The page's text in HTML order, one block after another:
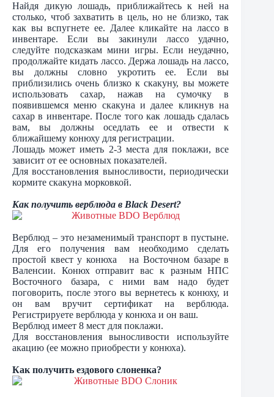
Найдя дикую лошадь, приближайтесь к ней на
столько, чтоб захватить в цель, но не близко, так
как вы вспугнете ее. Далее кликайте на лассо в
инвентаре. Если вы закинули лассо удачно,
следуйте подсказкам мини игры. Если неудачно,
продолжайте кидать лассо. Держа лошадь на лассо,
вы должны словно укротить ее. Если вы
приблизились очень близко к скакуну, вы можете
использовать сахар, нажав на сумочку в
появившемся меню скакуна и далее кликнув на
сахар в инвентаре. После того как лошадь сдалась
вам, вы должны оседлать ее и отвести к
ближайшему конюху для регистрации.
Лошадь может иметь 2-3 места для поклажи, все
зависит от ее основных показателей.
Для восстановления выносливости, периодически
кормите скакуна морковкой.
Как получить верблюда в Black Desert?
Верблюд – это незаменимый транспорт в пустыне.
Для его получения вам необходимо сделать
простой квест у конюха на Восточном базаре в
Валенсии. Конюх отправит вас к разным НПС
Восточного базара, с ними вам надо будет
поговорить, после этого вы вернетесь к конюху, и
он вам вручит сертификат на верблюда.
Регистрируете верблюда у конюха и он ваш.
Верблюд имеет 8 мест для поклажи.
Для восстановления выносливости используйте
акацию (ее можно приобрести у конюха).
Как получить ездового слоненка?